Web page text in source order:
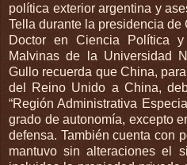
política exterior argentina y
Tella durante la presidencia de
Doctor en Ciencia Política
Malvinas de la Universidad
Gullo recuerda que China,
del Reino Unido a China,
“Región Administrativa
grado de autonomía, excepto
defensa. También cuenta con
mantuvo sin alteraciones el